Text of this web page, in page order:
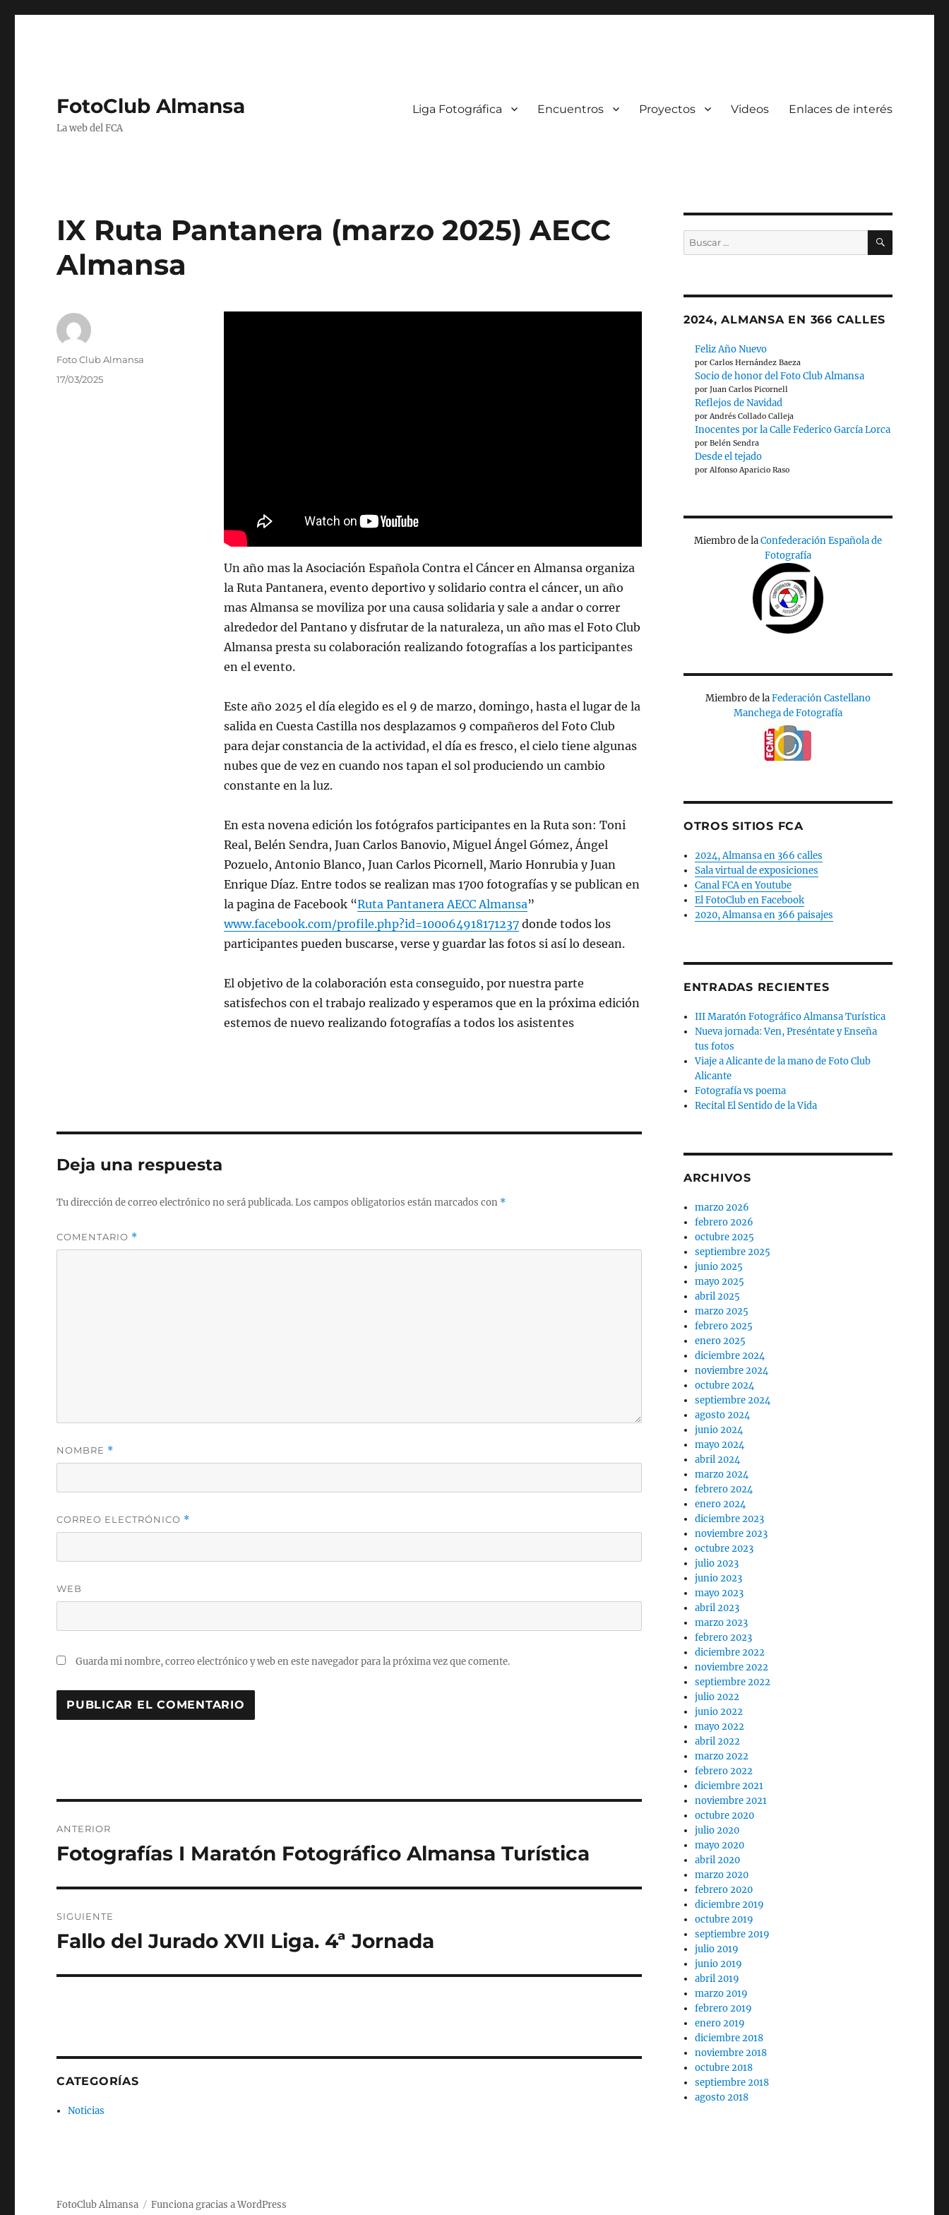
FotoClub Almansa
La web del FCA
Liga Fotográfica Encuentros Proyectos Videos Enlaces de interés
IX Ruta Pantanera (marzo 2025) AECC
Almansa
Un año mas la Asociación Española Contra el Cáncer en Almansa organiza
la Ruta Pantanera, evento deportivo y solidario contra el cáncer, un año
mas Almansa se moviliza por una causa solidaria y sale a andar o correr
alrededor del Pantano y disfrutar de la naturaleza, un año mas el Foto Club
Almansa presta su colaboración realizando fotografías a los participantes
en el evento.
Este año 2025 el día elegido es el 9 de marzo, domingo, hasta el lugar de la
salida en Cuesta Castilla nos desplazamos 9 compañeros del Foto Club
para dejar constancia de la actividad, el día es fresco, el cielo tiene algunas
nubes que de vez en cuando nos tapan el sol produciendo un cambio
constante en la luz.
En esta novena edición los fotógrafos participantes en la Ruta son: Toni
Real, Belén Sendra, Juan Carlos Banovio, Miguel Ángel Gómez, Ángel
Pozuelo, Antonio Blanco, Juan Carlos Picornell, Mario Honrubia y Juan
Enrique Díaz. Entre todos se realizan mas 1700 fotografías y se publican en
la pagina de Facebook “Ruta Pantanera AECC Almansa”
www.facebook.com/profile.php?id=100064918171237donde todos los
participantes pueden buscarse, verse y guardar las fotos si así lo desean.
El objetivo de la colaboración esta conseguido, por nuestra parte
satisfechos con el trabajo realizado y esperamos que en la próxima edición
estemos de nuevo realizando fotografías a todos los asistentes
Autor
Foto Club Almansa
Publicado
17/03/2025
Deja una respuesta
Tu dirección de correo electrónico no será publicada.Los campos obligatorios están marcados con *
COMENTARIO *
NOMBRE *
CORREO ELECTRÓNICO *
WEB
Guarda mi nombre, correo electrónico y web en este navegador para la próxima vez que comente.
de
ANTERIOR
Entrada
Fotografías I Maratón Fotográfico Almansa Turística
SIGUIENTE
Entrada
Fallo del Jurado XVII Liga. 4ª Jornada
CATEGORÍAS
Noticias
Buscar
por:
BUSCAR
2024, ALMANSA EN 366 CALLES
Feliz Año Nuevo
por Carlos Hernández Baeza
Socio de honor del Foto Club Almansa
por Juan Carlos Picornell
Reflejos de Navidad
por Andrés Collado Calleja
Inocentes por la Calle Federico García Lorca
por Belén Sendra
Desde el tejado
por Alfonso Aparicio Raso
Miembro de laConfederación Española de
Fotografía
Miembro de laFederación Castellano
Manchega de Fotografía
OTROS SITIOS FCA
2024, Almansa en 366 calles
Sala virtual de exposiciones
Canal FCA en Youtube
El FotoClub en Facebook
2020, Almansa en 366 paisajes
ENTRADAS RECIENTES
III Maratón Fotográfico Almansa Turística
Nueva jornada: Ven, Preséntate y Enseña
tus fotos
Viaje a Alicante de la mano de Foto Club
Alicante
Fotografía vs poema
Recital El Sentido de la Vida
ARCHIVOS
marzo 2026
febrero 2026
octubre 2025
septiembre 2025
junio 2025
mayo 2025
abril 2025
marzo 2025
febrero 2025
enero 2025
diciembre 2024
noviembre 2024
octubre 2024
septiembre 2024
agosto 2024
junio 2024
mayo 2024
abril 2024
marzo 2024
febrero 2024
enero 2024
diciembre 2023
noviembre 2023
octubre 2023
julio 2023
junio 2023
mayo 2023
abril 2023
marzo 2023
febrero 2023
diciembre 2022
noviembre 2022
septiembre 2022
julio 2022
junio 2022
mayo 2022
abril 2022
marzo 2022
febrero 2022
diciembre 2021
noviembre 2021
octubre 2020
julio 2020
mayo 2020
abril 2020
marzo 2020
febrero 2020
diciembre 2019
octubre 2019
septiembre 2019
julio 2019
junio 2019
abril 2019
marzo 2019
febrero 2019
enero 2019
diciembre 2018
noviembre 2018
octubre 2018
septiembre 2018
agosto 2018
FotoClub Almansa Funciona gracias a WordPress